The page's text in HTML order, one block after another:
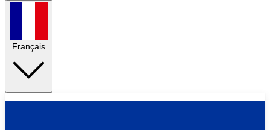
Français